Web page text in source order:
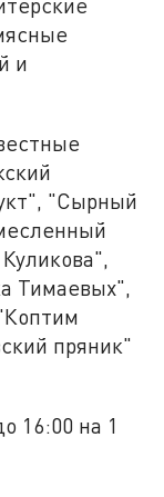
и
"Сырный
Тимаевых",
пряник"
16:00 на 1